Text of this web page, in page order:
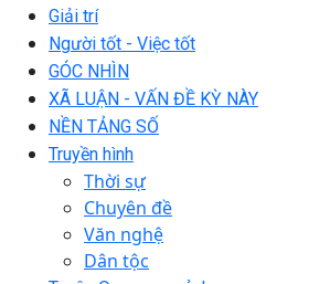
Giải trí
Người tốt - Việc tốt
GÓC NHÌN
XÃ LUẬN - VẤN ĐỀ KỲ NÀY
NỀN TẢNG SỐ
Truyền hình
Thời sự
Chuyên đề
Văn nghệ
Dân tộc